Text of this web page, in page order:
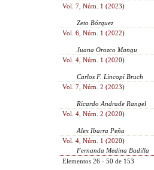
Vol. 7, Núm. 1 (2023)
Zeto Bórquez
Vol. 6, Núm. 1 (2022)
Juana Orozco Mangu
Vol. 4, Núm. 1 (2020)
Carlos F. Lincopi Bruch
Vol. 7, Núm. 2 (2023)
Ricardo Andrade Rangel
Vol. 4, Núm. 2 (2020)
Alex Ibarra Peña
Vol. 4, Núm. 1 (2020)
Fernanda Medina Badilla
Elementos 26 - 50 de 153